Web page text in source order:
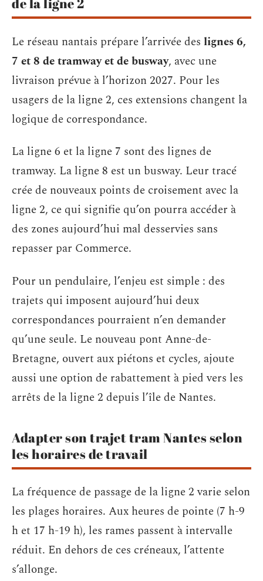
Le réseau nantais prépare l’arrivée des lignes 6,
7 et 8 de tramway et de busway, avec une
livraison prévue à l’horizon 2027. Pour les
usagers de la ligne 2, ces extensions changent la
logique de correspondance.
La ligne 6 et la ligne 7 sont des lignes de
tramway. La ligne 8 est un busway. Leur tracé
crée de nouveaux points de croisement avec la
ligne 2, ce qui signifie qu’on pourra accéder à
des zones aujourd’hui mal desservies sans
repasser par Commerce.
Pour un pendulaire, l’enjeu est simple : des
trajets qui imposent aujourd’hui deux
correspondances pourraient n’en demander
qu’une seule. Le nouveau pont Anne-de-
Bretagne, ouvert aux piétons et cycles, ajoute
aussi une option de rabattement à pied vers les
arrêts de la ligne 2 depuis l’île de Nantes.
Adapter son trajet tram Nantes selon
les horaires de travail
La fréquence de passage de la ligne 2 varie selon
les plages horaires. Aux heures de pointe (7 h-9
h et 17 h-19 h), les rames passent à intervalle
réduit. En dehors de ces créneaux, l’attente
s’allonge.